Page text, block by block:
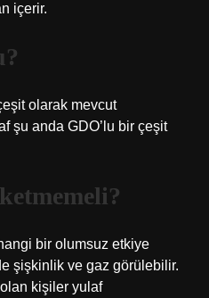
içerir.
olarak mevcut
şu anda GDO’lu bir çeşit
bir olumsuz etkiye
şişkinlik ve gaz görülebilir.
kişiler yulaf